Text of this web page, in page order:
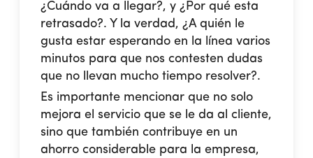
¿Cuándo va a llegar?, y ¿Por qué esta
retrasado?. Y la verdad, ¿A quién le
gusta estar esperando en la línea varios
minutos para que nos contesten dudas
que no llevan mucho tiempo resolver?.
Es importante mencionar que no solo
mejora el servicio que se le da al cliente,
sino que también contribuye en un
ahorro considerable para la empresa,